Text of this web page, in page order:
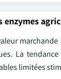
enzymes
La
limitées